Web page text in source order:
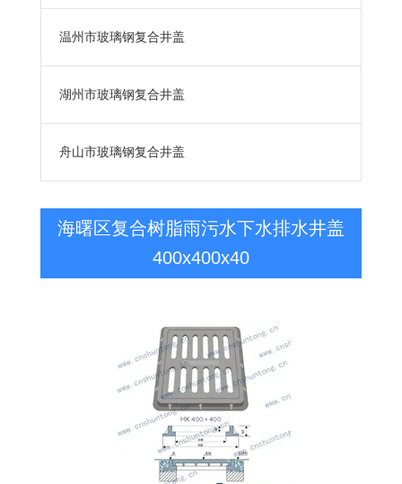
温州市玻璃钢复合井盖
湖州市玻璃钢复合井盖
舟山市玻璃钢复合井盖
海曙区复合树脂雨污水下水排水井盖
400x400x40